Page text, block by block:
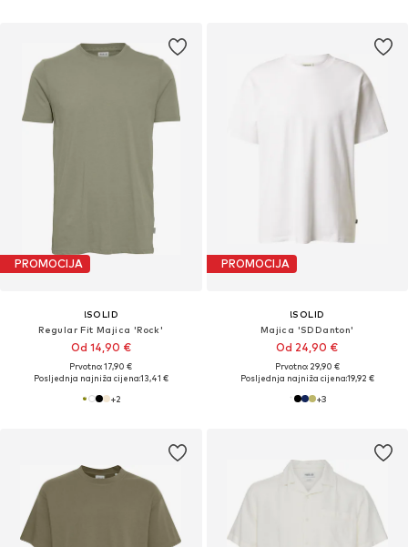
PROMOCIJA
!SOLID
Regular Fit Majica 'Rock'
Od 14,90 €
Prvotno: 17,90 €
Posljednja najniža cijena:13,41 €
+2
PROMOCIJA
!SOLID
Majica 'SDDanton'
Od 24,90 €
Prvotno: 29,90 €
Posljednja najniža cijena:19,92 €
+3